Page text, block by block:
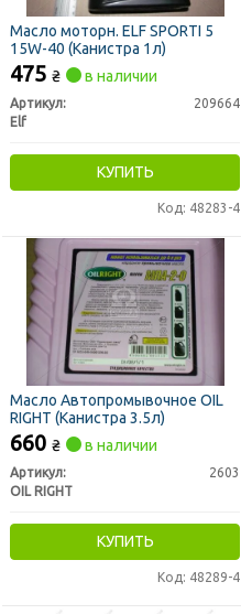
Масло моторн. ELF SPORTI 5
15W-40 (Канистра 1л)
475 ₴ в наличии
Артикул:
209664
Elf
КУПИТЬ
Код: 48283-4
Масло Автопромывочное OIL
RIGHT (Канистра 3.5л)
660 ₴ в наличии
Артикул:
2603
OIL RIGHT
КУПИТЬ
Код: 48289-4